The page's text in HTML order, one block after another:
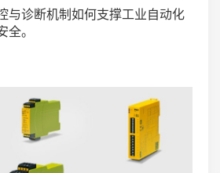
与诊断机制如何支撑工业自动化
。